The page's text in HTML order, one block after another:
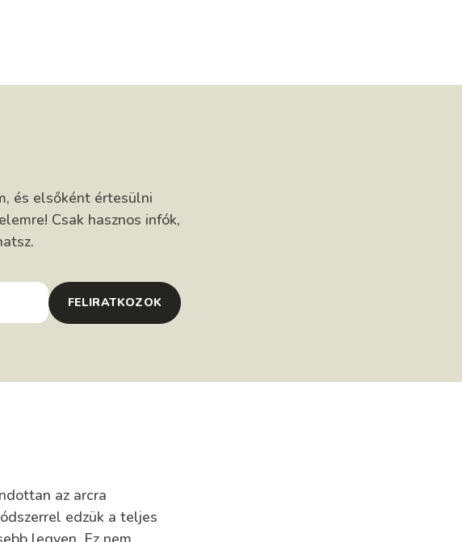
és elsőként értesülni
Csak hasznos infók,
FELIRATKOZOK
az arcra
edzük a teljes